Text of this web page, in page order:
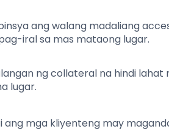
ang walang madaliang
iral sa mas mataong lugar.
ng collateral na hindi lahat
lugar.
ang mga kliyenteng may